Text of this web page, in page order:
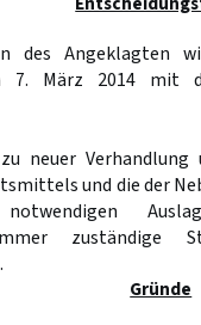
des Angeklagten
7. März 2014 mit
neuer
und die der
notwendigen
zuständige
Gründe